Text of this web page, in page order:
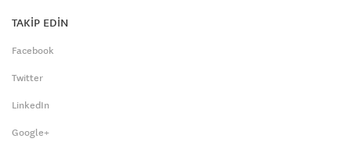
TAKİP EDİN
Facebook
Twitter
LinkedIn
Google+